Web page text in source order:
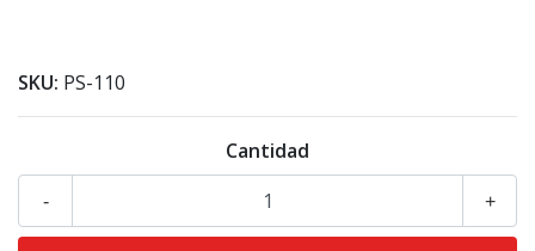
SKU: PS-110
Cantidad
+
-